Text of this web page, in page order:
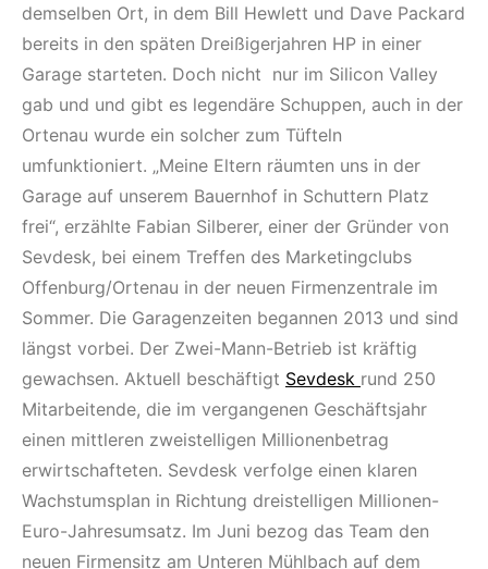
demselben Ort, in dem Bill Hewlett und Dave Packard
bereits in den späten Dreißigerjahren HP in einer
Garage starteten. Doch nicht nur im Silicon Valley
gab und und gibt es legendäre Schuppen, auch in der
Ortenau wurde ein solcher zum Tüfteln
umfunktioniert. „Meine Eltern räumten uns in der
Garage auf unserem Bauernhof in Schuttern Platz
frei“, erzählte Fabian Silberer, einer der Gründer von
Sevdesk, bei einem Treffen des Marketingclubs
Offenburg/Ortenau in der neuen Firmenzentrale im
Sommer. Die Garagen­zeiten begannen 2013 und sind
längst vorbei. Der Zwei-Mann-Betrieb ist kräftig
gewachsen. Aktuell beschäftigt Sevdesk rund 250
Mitarbeitende, die im vergangenen Geschäftsjahr
einen mittleren zweistelligen Millionenbetrag
erwirtschafteten. Sevdesk verfolge einen klaren
Wachstumsplan in Richtung dreistelligen Millionen-
Euro-Jahresumsatz. Im Juni bezog das Team den
neuen Firmensitz am Unteren Mühlbach auf dem